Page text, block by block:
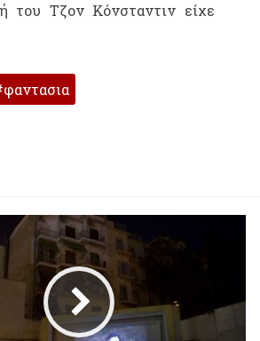
Τζον Κόνσταντιν είχε
φαντασια